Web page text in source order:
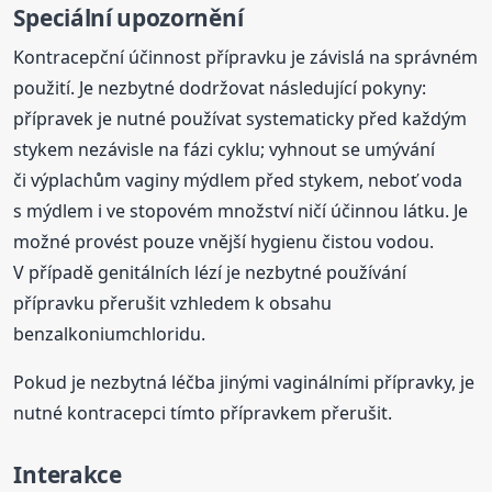
Speciální upozornění
Kontracepční účinnost přípravku je závislá na správném
použití. Je nezbytné dodržovat následující pokyny:
přípravek je nutné používat systematicky před každým
stykem nezávisle na fázi cyklu; vyhnout se umývání
či výplachům vaginy mýdlem před stykem, neboť voda
s mýdlem i ve stopovém množství ničí účinnou látku. Je
možné provést pouze vnější hygienu čistou vodou.
V případě genitálních lézí je nezbytné používání
přípravku přerušit vzhledem k obsahu
benzalkoniumchloridu.
Pokud je nezbytná léčba jinými vaginálními přípravky, je
nutné kontracepci tímto přípravkem přerušit.
Interakce